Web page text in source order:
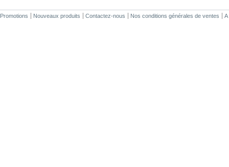
Promotions Nouveaux produits Contactez-nous Nos conditions générales de ventes A